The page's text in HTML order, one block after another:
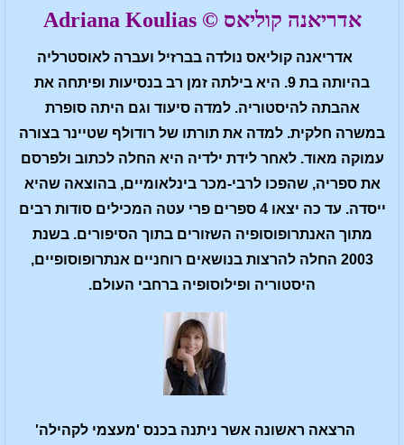
אדריאנה קוליאס © Adriana Koulias
אדריאנה קוליאס נולדה בברזיל ועברה לאוסטרליה
בהיותה בת 9. היא בילתה זמן רב בנסיעות ופיתחה את
אהבתה להיסטוריה. למדה סיעוד וגם היתה סופרת
במשרה חלקית. למדה את תורתו של רודולף שטיינר בצורה
עמוקה מאוד. לאחר לידת ילדיה היא החלה לכתוב ולפרסם
את ספריה, שהפכו לרבי-מכר בינלאומיים, בהוצאה שהיא
ייסדה. עד כה יצאו 4 ספרים פרי עטה המכילים סודות רבים
מתוך האנתרופוסופיה השזורים בתוך הסיפורים. בשנת
2003 החלה להרצות בנושאים רוחניים אנתרופוסופיים,
היסטוריה ופילוסופיה ברחבי העולם.
הרצאה ראשונה אשר ניתנה בכנס 'מעצמי לקהילה'